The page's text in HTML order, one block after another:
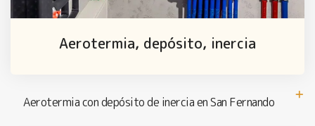
Aerotermia, depósito, inercia
Aerotermia con depósito de inercia en San Fernando